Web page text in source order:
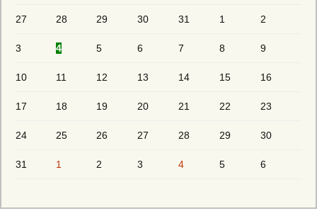
27 28 29 30 31 1 2
3 4 5 6 7 8 9
10 11 12 13 14 15 16
17 18 19 20 21 22 23
24 25 26 27 28 29 30
31 1 2 3 4 5 6